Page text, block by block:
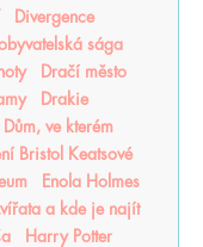
Divergence
sága
Dračí město
Drakie
Dům, ve kterém
Bristol Keatsové
Enola Holmes
a kde je najít
Harry Potter